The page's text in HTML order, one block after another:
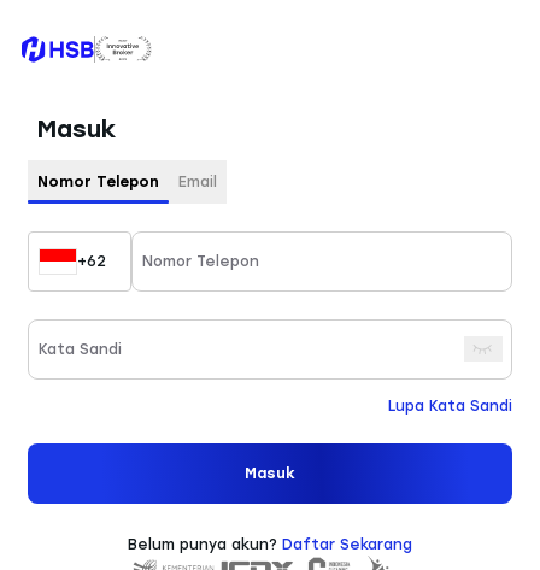
Masuk
Nomor Telepon Email
+62
Lupa Kata Sandi
Masuk
Belum punya akun? Daftar Sekarang